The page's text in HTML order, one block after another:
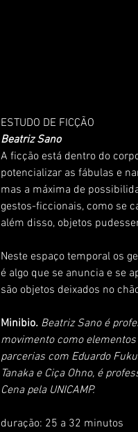
ESTUDO DE FICÇÃO
Beatriz Sano
A ficção está dentro do
potencializar as fábulas e
mas a máxima de
gestos-ficcionais, como se
além disso, objetos
Neste espaço temporal os
é algo que se anuncia e se
são objetos deixados no
Minibio. Beatriz Sano é
movimento como
parcerias com Eduardo
Tanaka e Ciça Ohno, é
Cena pela UNICAMP.
duração: 25 a 32 minutos